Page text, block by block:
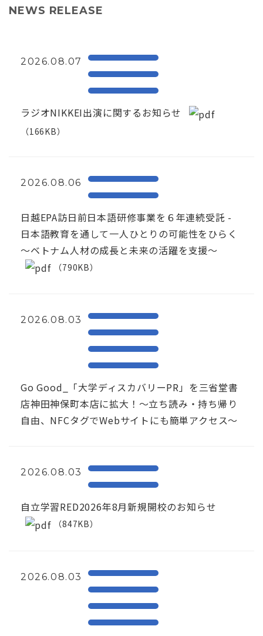
NEWS RELEASE
2026.08.07
ラジオNIKKEI出演に関するお知らせ
（166KB）
2026.08.06
日越EPA訪日前日本語研修事業を６年連続受託 -
日本語教育を通して一人ひとりの可能性をひらく
～ベトナム人材の成長と未来の活躍を支援～
（790KB）
2026.08.03
Go Good_「大学ディスカバリーPR」を三省堂書
店神田神保町本店に拡大！〜立ち読み・持ち帰り
自由、NFCタグでWebサイトにも簡単アクセス～
2026.08.03
自立学習RED2026年8月新規開校のお知らせ
（847KB）
2026.08.03